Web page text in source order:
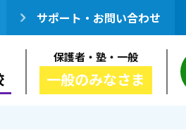
サポート・お問い合わせ
保護者・塾・一般
一般のみなさま